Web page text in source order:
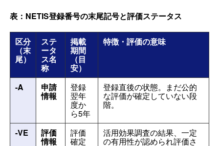
表：NETIS登録番号の末尾記号と評価ステータス
区分
（末
尾）
ステ
ータ
ス名
称
掲載
期間
（目
安）
特徴・評価の意味
-A 申請
情報
登録
翌年
度か
ら5年
登録直後の状態。まだ公的
な評価が確定していない段
階。
-VE 評価
情報
評価
確定
活用効果調査の結果、一定
の有用性が認められ評価さ